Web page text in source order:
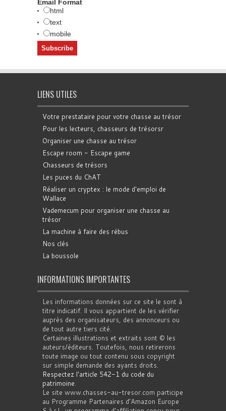
Email Format
html
text
mobile
LIENS UTILES
Votre prestataire pour votre chasse au trésor
Pour les lecteurs, chasseurs de trésorsr
Organiser une chasse au trésor
Escape room - Escape game
Chasseurs de trésors
Les puces du ChAT
Réaliser un cryptex : le mode d'emploi de
Wallace
Vademecum pour organiser une chasse au
trésor
La machine à faire des rébus
Nos clés
La boussole
INFORMATIONS IMPORTANTES
Les informations données sur ce site le sont à
titre indicatif. Il vous appartient de les vérifier
auprès des organisateurs, des annonceurs ou
de tout autre tiers cité.
Certaines illustrations et extraits sont © les
auteurs/éditeurs. Toutefois, nous retirerons
toute image ou tout contenu sous copyright
sur simple demande des ayants droits.
Respectez l'article 542-1 du code du
patrimoine.
Le site www.chasses-au-tresor.com participe
au Programme Partenaires d’Amazon Europe